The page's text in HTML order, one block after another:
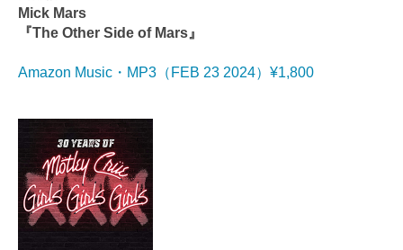
Mick Mars
『The Other Side of Mars』
Amazon Music・MP3（FEB 23 2024）¥1,800